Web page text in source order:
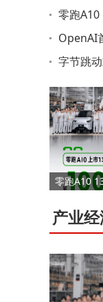
力紧缺难
零跑A10
品牌再提
OpenAI
27年发布
字节跳
将再升级
产业